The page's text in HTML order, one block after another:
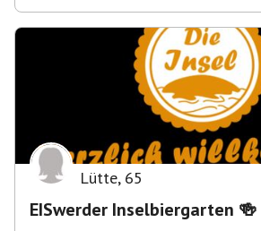
Lütte, 65
EISwerder Inselbiergarten